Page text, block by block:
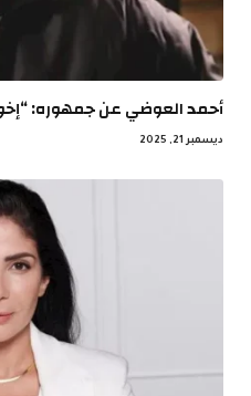
أحمد العوضي عن جمهوره:
ديسمبر 21, 2025